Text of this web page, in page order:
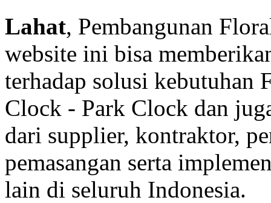
Lahat, Pembangunan
website ini bisa
terhadap solusi kebutuhan
Clock - Park Clock dan
dari supplier, kontraktor,
pemasangan serta
lain di seluruh Indonesia.